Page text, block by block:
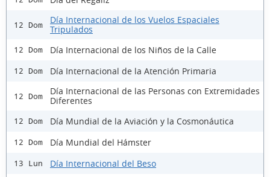
12 Dom
Día Internacional de los Vuelos Espaciales
Tripulados
12 Dom Día Internacional de los Niños de la Calle
12 Dom Día Internacional de la Atención Primaria
12 Dom
Día Internacional de las Personas con Extremidades
Diferentes
12 Dom Día Mundial de la Aviación y la Cosmonáutica
12 Dom Día Mundial del Hámster
13 Lun Día Internacional del Beso